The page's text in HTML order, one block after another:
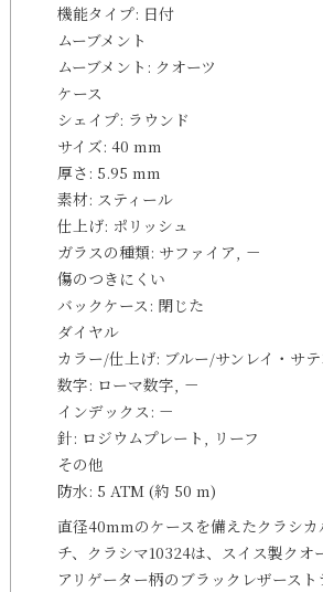
機能タイプ: 日付
ムーブメント
ムーブメント: クオーツ
ケース
シェイプ: ラウンド
サイズ: 40 mm
厚さ: 5.95 mm
素材: スティール
仕上げ: ポリッシュ
ガラスの種類: サファイア, －
傷のつきにくい
バックケース: 閉じた
ダイヤル
カラー/仕上げ: ブルー/サンレイ・サ
数字: ローマ数字, －
インデックス: －
針: ロジウムプレート, リーフ
その他
防水: 5 ATM (約 50 m)
直径40mmのケースを備えたクラシ
チ、クラシマ10324は、スイス製ク
アリゲーター柄のブラックレザース